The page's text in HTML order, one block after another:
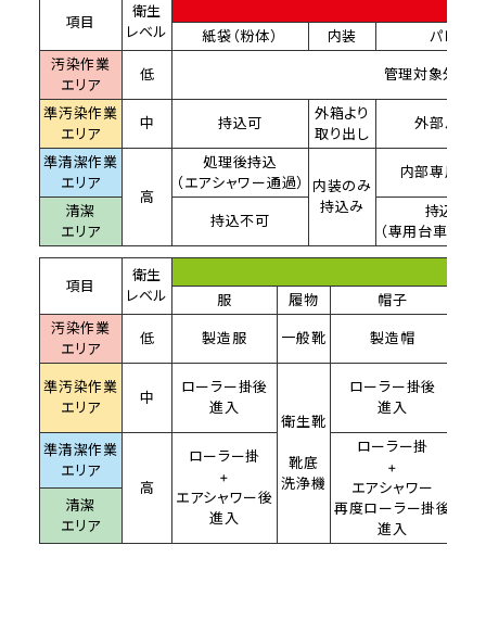
項目
衛生
レベル
紙袋（粉体） 内装
パレット
汚染作業
エリア
低 管理対象外
準汚染作業
エリア
中 持込可
外箱より
取り出し
外部パレッ
準清潔作業
エリア
高
処理後持込
（エアシャワー通過）
内装のみ
持込み
内部専用パレ
清潔
エリア
持込不可
持込不可
（専用台車に積
項目
衛生
レベル
服
履物
帽子
汚染作業
エリア
低 製造服 一般靴 製造帽
準汚染作業
エリア
中
ローラー掛後
進入
衛生靴
靴底
洗浄機
ローラー掛後
進入
準清潔作業
エリア
高
ローラー掛
+
エアシャワー後
進入
ローラー掛
+
エアシャワー
再度ローラー掛後
進入
清潔
エリア